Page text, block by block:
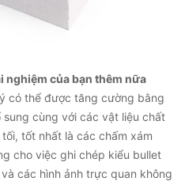
nghiệm của bạn thêm nữa
có thể được tăng cường bằng
cùng với các vật liệu chất
tốt nhất là các chấm xám
cho việc ghi chép kiểu bullet
các hình ảnh trực quan không